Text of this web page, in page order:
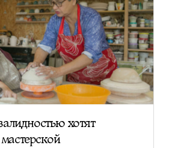
хотят